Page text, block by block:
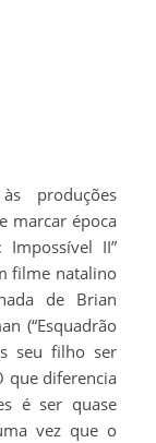
produções
marcar época
Impossível II”
filme natalino
de Brian
(“Esquadrão
seu filho ser
que diferencia
é ser quase
vez que o